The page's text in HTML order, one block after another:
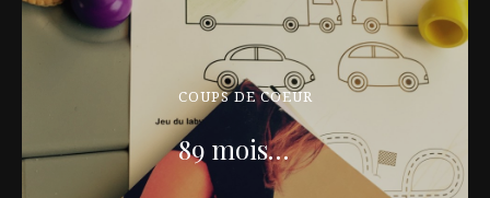
COUPS DE COEUR
89 mois…